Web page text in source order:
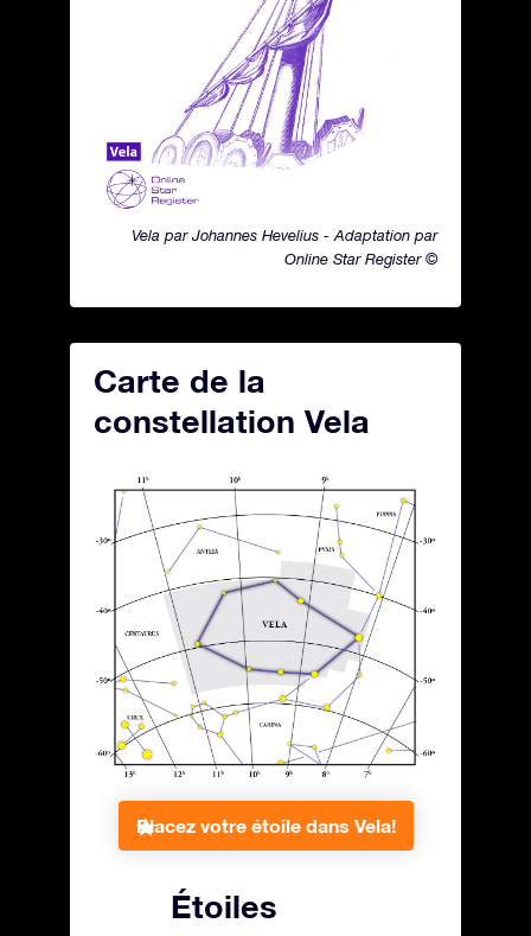
Vela par Johannes Hevelius - Adaptation par
Online Star Register ©
Carte de la
constellation Vela
Placez votre étoile dans Vela!
Étoiles